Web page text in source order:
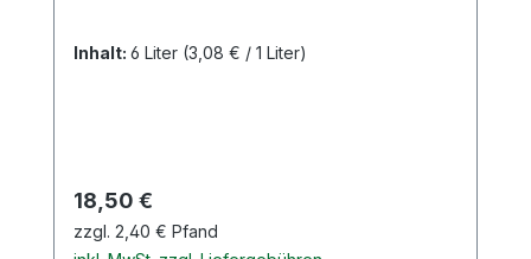
Inhalt: 6 Liter (3,08 € / 1 Liter)
Regulärer Preis:
18,50 €
zzgl. 2,40 € Pfand